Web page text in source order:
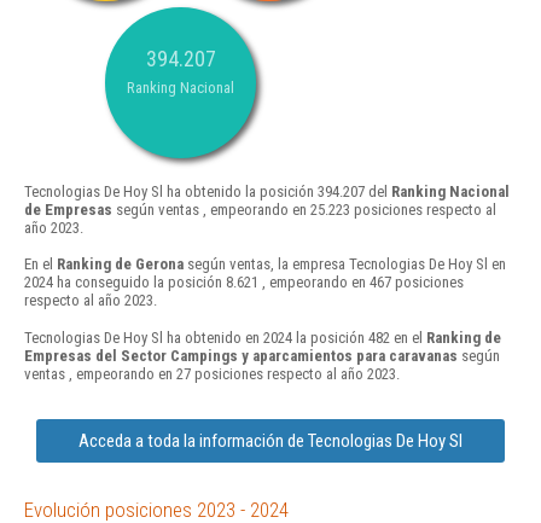
394.207
Ranking Nacional
Tecnologias De Hoy Sl ha obtenido la posición 394.207 del Ranking Nacional
de Empresas según ventas , empeorando en 25.223 posiciones respecto al
año 2023.
En el Ranking de Gerona según ventas, la empresa Tecnologias De Hoy Sl en
2024 ha conseguido la posición 8.621 , empeorando en 467 posiciones
respecto al año 2023.
Tecnologias De Hoy Sl ha obtenido en 2024 la posición 482 en el Ranking de
Empresas del Sector Campings y aparcamientos para caravanas según
ventas , empeorando en 27 posiciones respecto al año 2023.
Acceda a toda la información de Tecnologias De Hoy Sl
Evolución posiciones 2023 - 2024